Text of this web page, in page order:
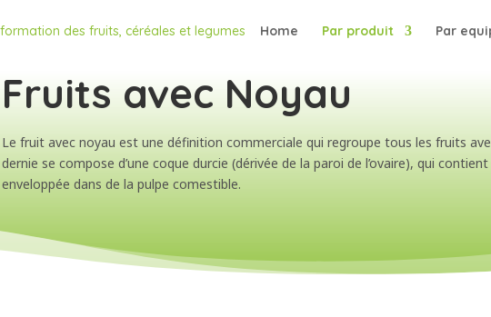
Home Par produit Par
Fruits avec Noyau
Le fruit avec noyau est une définition commerciale qui regroupe tous les fruits
dernie se compose d’une coque durcie (dérivée de la paroi de l’ovaire), qui
enveloppée dans de la pulpe comestible.